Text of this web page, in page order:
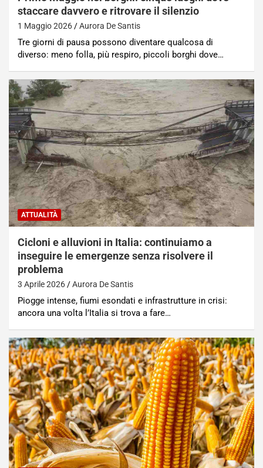
staccare davvero e ritrovare il silenzio
1 Maggio 2026 Aurora De Santis
Tre giorni di pausa possono diventare qualcosa di
diverso: meno folla, più respiro, piccoli borghi dove…
ATTUALITÀ
Cicloni e alluvioni in Italia: continuiamo a
inseguire le emergenze senza risolvere il
problema
3 Aprile 2026 Aurora De Santis
Piogge intense, fiumi esondati e infrastrutture in crisi:
ancora una volta l’Italia si trova a fare…